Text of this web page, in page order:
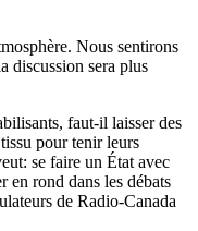
Nous sentirons
discussion sera plus
faut-il laisser des
pour tenir leurs
se faire un État avec
en rond dans les débats
de Radio-Canada